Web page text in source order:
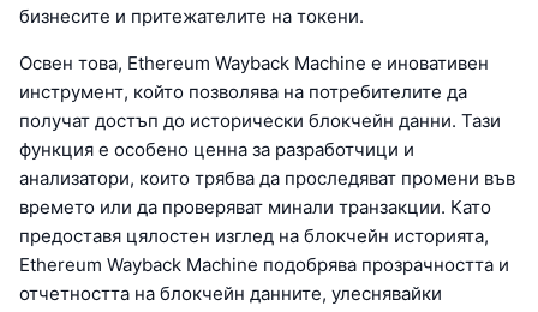
бизнесите и притежателите на токени.
Освен това, Ethereum Wayback Machine е иновативен
инструмент, който позволява на потребителите да
получат достъп до исторически блокчейн данни. Тази
функция е особено ценна за разработчици и
анализатори, които трябва да проследяват промени във
времето или да проверяват минали транзакции. Като
предоставя цялостен изглед на блокчейн историята,
Ethereum Wayback Machine подобрява прозрачността и
отчетността на блокчейн данните, улеснявайки